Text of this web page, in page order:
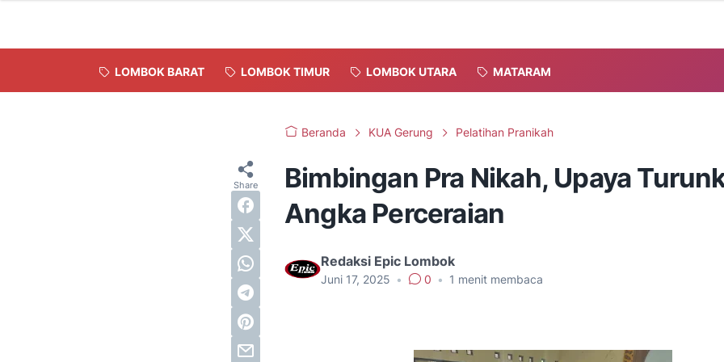
LOMBOK BARAT LOMBOK TIMUR LOMBOK UTARA MATARAM
Beranda KUA Gerung Pelatihan Pranikah
Bimbingan Pra Nikah, Upaya
Angka Perceraian
Redaksi Epic Lombok
Juni 17, 2025 • 0 • 1 menit membaca